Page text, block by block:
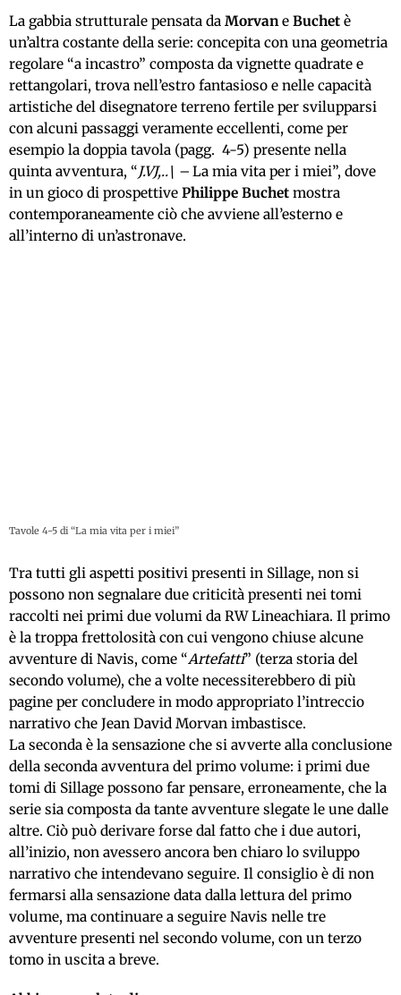
La gabbia strutturale pensata da Morvan e Buchet è
un’altra costante della serie: concepita con una geometria
regolare “a incastro” composta da vignette quadrate e
rettangolari, trova nell’estro fantasioso e nelle capacità
artistiche del disegnatore terreno fertile per svilupparsi
con alcuni passaggi veramente eccellenti, come per
esempio la doppia tavola (pagg. 4-5) presente nella
quinta avventura, “J.VJ,..\ – La mia vita per i miei”, dove
in un gioco di prospettive Philippe Buchet mostra
contemporaneamente ciò che avviene all’esterno e
all’interno di un’astronave.
Tavole 4-5 di “La mia vita per i miei”
Tra tutti gli aspetti positivi presenti in Sillage, non si
possono non segnalare due criticità presenti nei tomi
raccolti nei primi due volumi da RW Lineachiara. Il primo
è la troppa frettolosità con cui vengono chiuse alcune
avventure di Navis, come “Artefatti” (terza storia del
secondo volume), che a volte necessiterebbero di più
pagine per concludere in modo appropriato l’intreccio
narrativo che Jean David Morvan imbastisce.
La seconda è la sensazione che si avverte alla conclusione
della seconda avventura del primo volume: i primi due
tomi di Sillage possono far pensare, erroneamente, che la
serie sia composta da tante avventure slegate le une dalle
altre. Ciò può derivare forse dal fatto che i due autori,
all’inizio, non avessero ancora ben chiaro lo sviluppo
narrativo che intendevano seguire. Il consiglio è di non
fermarsi alla sensazione data dalla lettura del primo
volume, ma continuare a seguire Navis nelle tre
avventure presenti nel secondo volume, con un terzo
tomo in uscita a breve.